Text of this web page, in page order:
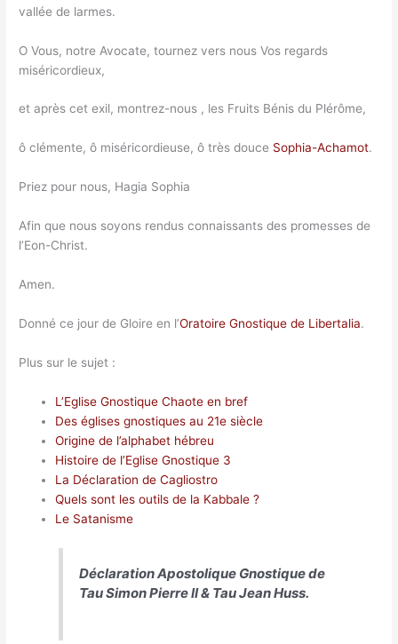
vallée de larmes.
O Vous, notre Avocate, tournez vers nous Vos regards
miséricordieux,
et après cet exil, montrez-nous , les Fruits Bénis du Plérôme,
ô clémente, ô miséricordieuse, ô très douce Sophia-Achamot.
Priez pour nous, Hagia Sophia
Afin que nous soyons rendus connaissants des promesses de
l’Eon-Christ.
Amen.
Donné ce jour de Gloire en l’Oratoire Gnostique de Libertalia.
Plus sur le sujet :
L’Eglise Gnostique Chaote en bref
Des églises gnostiques au 21e siècle
Origine de l’alphabet hébreu
Histoire de l’Eglise Gnostique 3
La Déclaration de Cagliostro
Quels sont les outils de la Kabbale ?
Le Satanisme
Déclaration Apostolique Gnostique de
Tau Simon Pierre II & Tau Jean Huss.